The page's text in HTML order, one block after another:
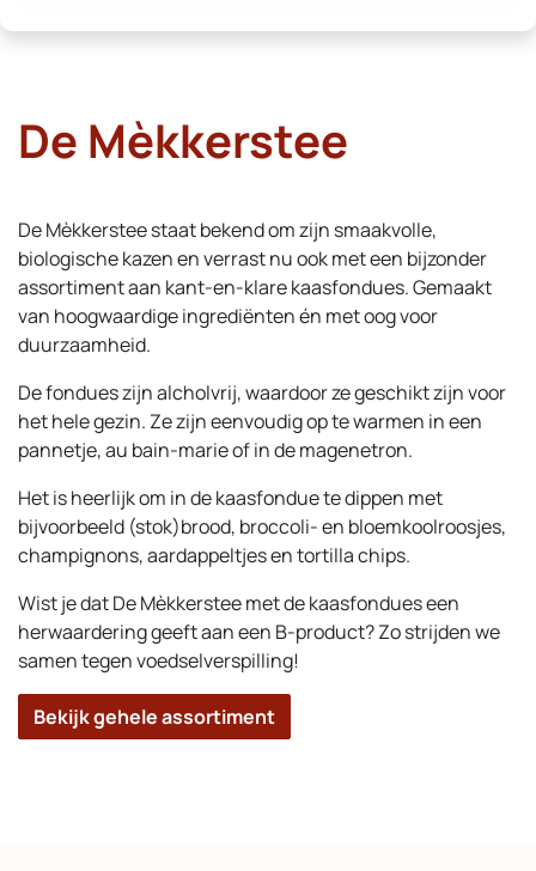
De Mèkkerstee
De Mèkkerstee staat bekend om zijn smaakvolle,
biologische kazen en verrast nu ook met een bijzonder
assortiment aan kant-en-klare kaasfondues. Gemaakt
van hoogwaardige ingrediënten én met oog voor
duurzaamheid.
De fondues zijn alcholvrij, waardoor ze geschikt zijn voor
het hele gezin. Ze zijn eenvoudig op te warmen in een
pannetje, au bain-marie of in de magenetron.
Het is heerlijk om in de kaasfondue te dippen met
bijvoorbeeld (stok)brood, broccoli- en bloemkoolroosjes,
champignons, aardappeltjes en tortilla chips.
Wist je dat De Mèkkerstee met de kaasfondues een
herwaardering geeft aan een B-product? Zo strijden we
samen tegen voedselverspilling!
Bekijk gehele assortiment